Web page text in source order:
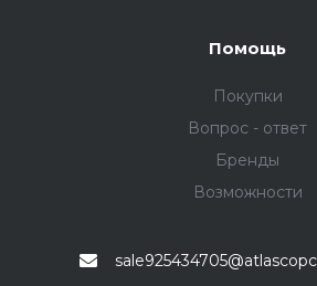
Помощь
Покупки
Вопрос - ответ
Бренды
Возможности